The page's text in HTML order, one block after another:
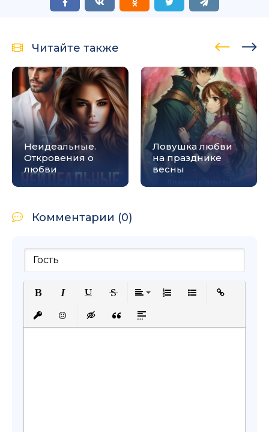
Читайте также
Неидеальные.
Откровения о
любви
Ловушка любви
на празднике
весны
Комментарии (0)
Подчеркнутый
Вставить защищенную ссылку
Вставить смайлик
Вставка скрытого текста
Вставка цитаты
Вставка спойлера